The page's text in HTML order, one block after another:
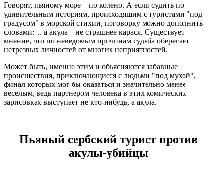
Говорят, пьяному море – по колено. А если судить по
удивительным историям, происходящим с туристами "под
градусом" в морской стихии, поговорку можно дополнить
словами: ... а акула – не страшнее карася. Существует
мнение, что по неведомым причинам судьба оберегает
нетрезвых личностей от многих неприятностей.
Может быть, именно этим и объясняются забавные
происшествия, приключающиеся с людьми "под мухой",
финал которых мог бы оказаться и значительно менее
веселым, ведь партнером человека в этих комических
зарисовках выступает не кто-нибудь, а акула.
Пьяный сербский турист против
акулы-убийцы